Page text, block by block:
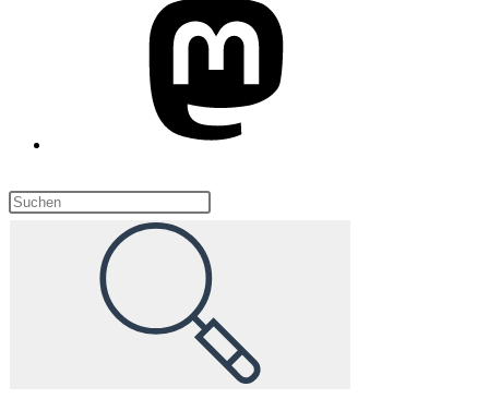
Diese
durchsuchen